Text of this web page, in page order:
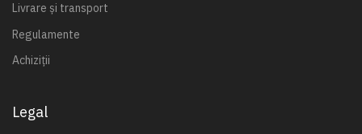
Livrare și transport
Regulamente
Achiziții
Legal